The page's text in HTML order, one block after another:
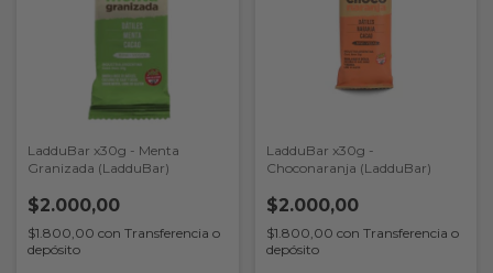
LadduBar x30g - Menta
Granizada (LadduBar)
$2.000,00
$1.800,00 con Transferencia o
depósito
LadduBar x30g -
Choconaranja (LadduBar)
$2.000,00
$1.800,00 con Transferencia o
depósito